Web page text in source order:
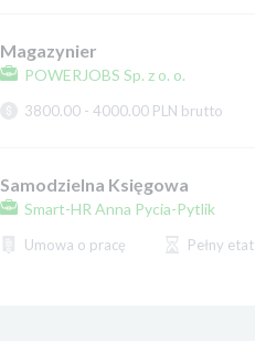
Magazynier
POWERJOBS Sp. z o. o.
3800.00 - 4000.00 PLN brutto
Samodzielna Księgowa
Smart-HR Anna Pycia-Pytlik
Umowa o pracę Pełny etat